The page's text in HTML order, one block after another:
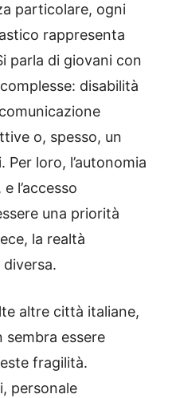
particolare, ogni
rappresenta
parla di giovani con
disabilità
o, spesso, un
loro, l’autonomia
l’accesso
una priorità
la realtà
altre città italiane,
sembra essere
fragilità.
personale